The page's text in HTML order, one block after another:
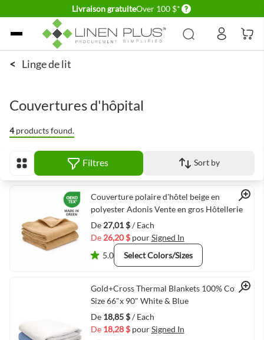
Livraison gratuiteOver 100 $* Delivery conditions
Allez au contenu
< Linge de lit
Couvertures d'hôpital
4products found.
Afficher en Filtres Sort by
Quick View
Couverture polaire d'hôtel beige en
polyester Adonis Vente en gros Hôtellerie
De 27,01 $/ Each
De 26,20 $ pourSigned In
5.0
Select Colors/Sizes
Quick View
Gold+Cross Thermal Blankets 100% Cotton
Size 66"x 90" White & Blue
De 18,85 $/ Each
De 18,28 $ pourSigned In